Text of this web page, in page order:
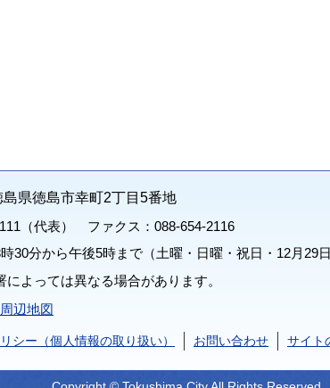
県徳島市幸町2丁目5番地
（代表） ファクス：088-654-2116
30分から午後5時まで（土曜・日曜・祝日・12月29
よっては異なる場合があります。
周辺地図
シー（個人情報の取り扱い） お問い合わせ サイト